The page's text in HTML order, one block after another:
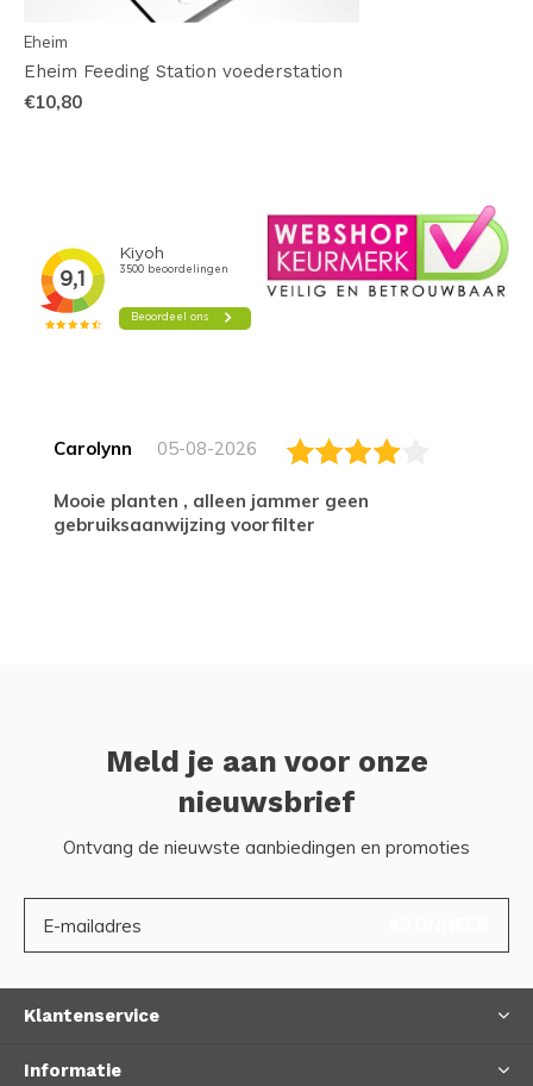
Eheim
Eheim Feeding Station voederstation
€10,80
Carolynn 05-08-2026
Mooie planten , alleen jammer geen
gebruiksaanwijzing voorfilter
Meld je aan voor onze
nieuwsbrief
Ontvang de nieuwste aanbiedingen en promoties
Klantenservice
Informatie